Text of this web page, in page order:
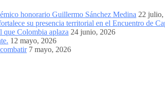
honorario Guillermo Sánchez Medina 22 julio,
su presencia territorial en el Encuentro de
que Colombia aplaza 24 junio, 2026
12 mayo, 2026
7 mayo, 2026